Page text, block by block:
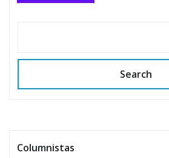
Search
Columnistas